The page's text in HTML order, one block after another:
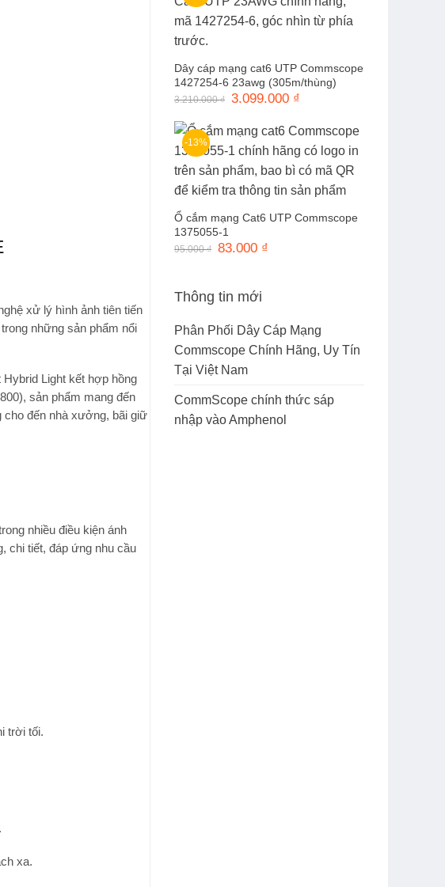
Dây cáp mạng cat6 UTP Commscope
1427254-6 23awg (305m/thùng)
3.210.000₫
Giá
3.210.000 ₫.
3.099.000 ₫
là:
3.099.000 ₫.
-13%
Ổ cắm mạng Cat6 UTP Commscope
1375055-1
95.000₫ Giá
83.000 ₫
Thông tin mới
Phân Phối Dây Cáp Mạng
Commscope Chính Hãng, Uy Tín
Tại Việt Nam
CommScope chính thức sáp
nhập vào Amphenol
xử lý hình ảnh tiên tiến
những sản phẩm nổi
Hybrid Light kết hợp hồng
, sản phẩm mang đến
cho đến nhà xưởng, bãi giữ
nhiều điều kiện ánh
chi tiết, đáp ứng nhu cầu
trời tối.
xa.